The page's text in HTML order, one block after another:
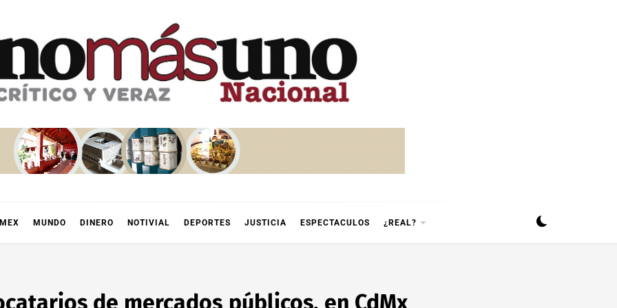
MUNDO DINERO NOTIVIAL DEPORTES JUSTICIA ESPECTACULOS ¿REAL?
de mercados públicos, en CdMx